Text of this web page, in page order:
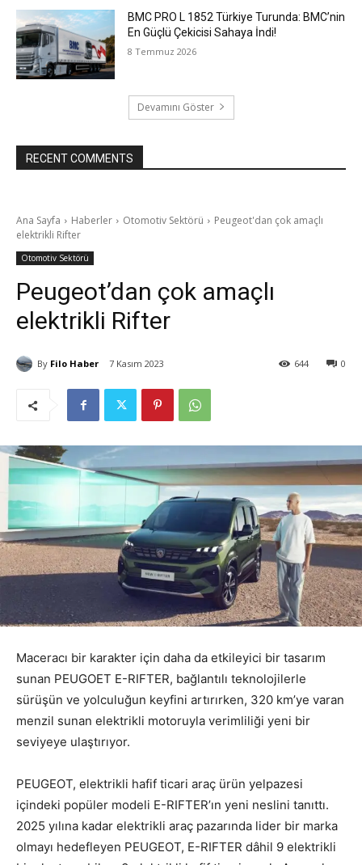
BMC PRO L 1852 Türkiye Turunda: BMC’nin
En Güçlü Çekicisi Sahaya İndi!
8 Temmuz 2026
Devamını Göster
RECENT COMMENTS